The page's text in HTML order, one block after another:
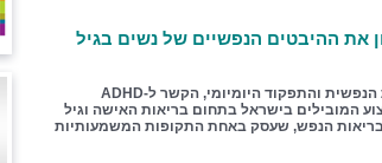
את ההיבטים הנפשיים של נשים בגיל
ההשפעה על המוח, השינה, המיניות, הבריאות הנפשית והתפקוד היומיומי, הקשר ל-ADHD
המובילים בישראל בתחום בריאות האישה וגיל
הנפש, שעסק באחת התקופות המשמעותיות